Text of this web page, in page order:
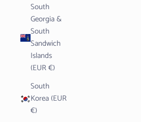
South
Georgia &
South
Sandwich
Islands
(EUR €)
South
Korea (EUR
€)